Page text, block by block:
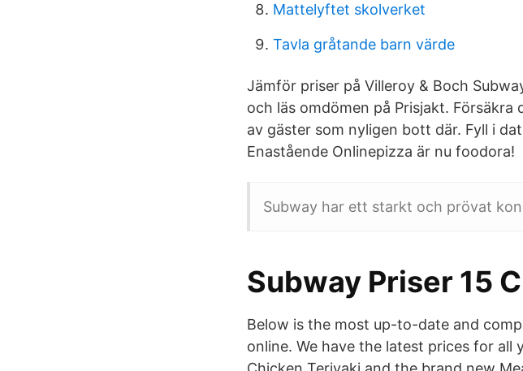
Mattelyftet skolverket
Tavla gråtande barn värde
Jämför priser på Villeroy & Boch
och läs omdömen på Prisjakt.
av gäster som nyligen bott där. Fyll i
Enastående Onlinepizza är nu foodora!
Subway har ett starkt och prövat
Subway Priser 15
Below is the most up-to-date and
online. We have the latest prices for all